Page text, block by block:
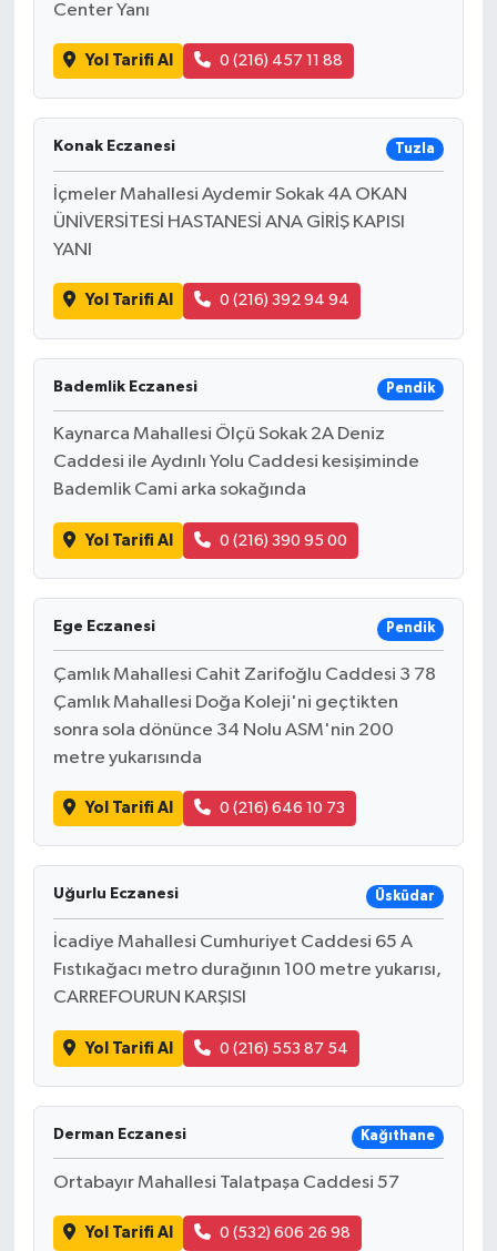
Center Yanı
Yol Tarifi Al 0 (216) 457 11 88
Konak Eczanesi Tuzla
İçmeler Mahallesi Aydemir Sokak 4A OKAN
ÜNİVERSİTESİ HASTANESİ ANA GİRİŞ KAPISI
YANI
Yol Tarifi Al 0 (216) 392 94 94
Bademlik Eczanesi Pendik
Kaynarca Mahallesi Ölçü Sokak 2A Deniz
Caddesi ile Aydınlı Yolu Caddesi kesişiminde
Bademlik Cami arka sokağında
Yol Tarifi Al 0 (216) 390 95 00
Ege Eczanesi Pendik
Çamlık Mahallesi Cahit Zarifoğlu Caddesi 3 78
Çamlık Mahallesi Doğa Koleji'ni geçtikten
sonra sola dönünce 34 Nolu ASM'nin 200
metre yukarısında
Yol Tarifi Al 0 (216) 646 10 73
Uğurlu Eczanesi Üsküdar
İcadiye Mahallesi Cumhuriyet Caddesi 65 A
Fıstıkağacı metro durağının 100 metre yukarısı,
CARREFOURUN KARŞISI
Yol Tarifi Al 0 (216) 553 87 54
Derman Eczanesi Kağıthane
Ortabayır Mahallesi Talatpaşa Caddesi 57
Yol Tarifi Al 0 (532) 606 26 98